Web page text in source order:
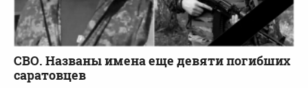
СВО. Названы имена еще девяти погибших
саратовцев